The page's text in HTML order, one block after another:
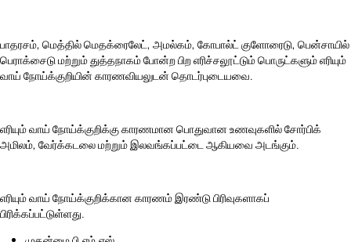
பாதரசம், மெத்தில் மெதக்ரைலேட், அமல்கம், கோபால்ட் குளோரைடு, பென்சாயில்
பெராக்சைடு மற்றும் துத்தநாகம் போன்ற பிற எரிச்சலூட்டும் பொருட்களும் எரியும்
வாய் நோய்க்குறியின் காரணவியலுடன் தொடர்புடையவை.
எரியும் வாய் நோய்க்குறிக்கு காரணமான பொதுவான உணவுகளில் சோர்பிக்
அமிலம், வேர்க்கடலை மற்றும் இலவங்கப்பட்டை ஆகியவை அடங்கும்.
எரியும் வாய் நோய்க்குறிக்கான காரணம் இரண்டு பிரிவுகளாகப்
பிரிக்கப்பட்டுள்ளது.